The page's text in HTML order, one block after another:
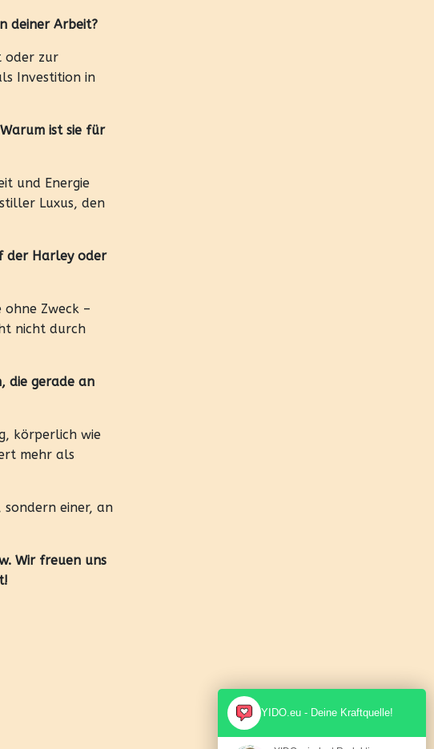
deiner Arbeit?
oder zur
Investition in
ist sie für
und Energie
Luxus, den
der Harley oder
ohne Zweck –
nicht durch
die gerade an
körperlich wie
mehr als
sondern einer, an
Wir freuen uns
YIDO.eu - Deine Kraftquelle!